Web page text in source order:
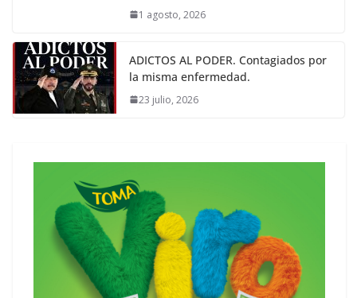
1 agosto, 2026
ADICTOS AL PODER. Contagiados por
la misma enfermedad.
23 julio, 2026